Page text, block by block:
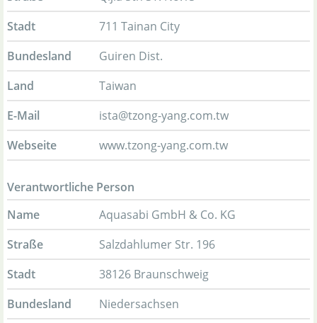
Stadt
711 Tainan City
Bundesland
Guiren Dist.
Land
Taiwan
E-Mail
ista@tzong-yang.com.tw
Webseite
www.tzong-yang.com.tw
Verantwortliche Person
Name
Aquasabi GmbH & Co. KG
Straße
Salzdahlumer Str. 196
Stadt
38126 Braunschweig
Bundesland
Niedersachsen